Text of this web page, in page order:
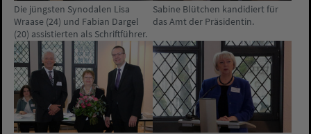
Die jüngsten Synodalen Lisa
Wraase (24) und Fabian Dargel
(20) assistierten als Schriftführer.
Sabine Blütchen kandidiert für
das Amt der Präsidentin.